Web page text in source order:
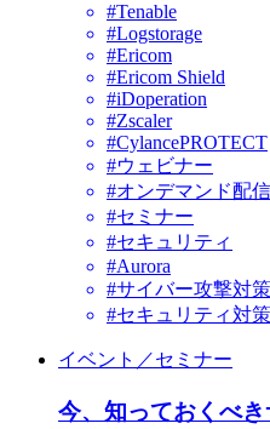
#Tenable
#Logstorage
#Ericom
#Ericom Shield
#iDoperation
#Zscaler
#CylancePROTECT
#ウェビナー
#オンデマンド配信
#セミナー
#セキュリティ
#Aurora
#サイバー攻撃対策
#セキュリティ対
イベント／セミナー
今、知っておくべ